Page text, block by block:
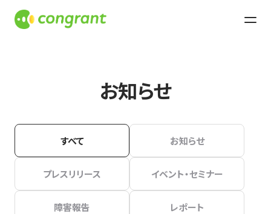
お知らせ
すべて お知らせ
プレスリリース イベント・セミナー
障害報告 レポート